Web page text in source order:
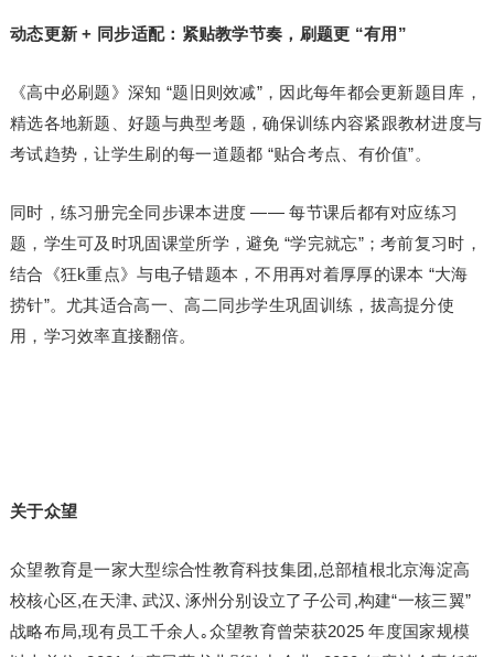
动态更新 + 同步适配：紧贴教学节奏，刷题更 “有用”
《高中必刷题》深知 “题旧则效减”，因此每年都会更新题目库，
精选各地新题、好题与典型考题，确保训练内容紧跟教材进度与
考试趋势，让学生刷的每一道题都 “贴合考点、有价值”。
同时，练习册完全同步课本进度 —— 每节课后都有对应练习
题，学生可及时巩固课堂所学，避免 “学完就忘”；考前复习时，
结合《狂k重点》与电子错题本，不用再对着厚厚的课本 “大海
捞针”。尤其适合高一、高二同步学生巩固训练，拔高提分使
用，学习效率直接翻倍。
关于众望
众望教育是一家大型综合性教育科技集团,总部植根北京海淀高
校核心区,在天津､武汉､涿州分别设立了子公司,构建“一核三翼”
战略布局,现有员工千余人｡众望教育曾荣获2025 年度国家规模